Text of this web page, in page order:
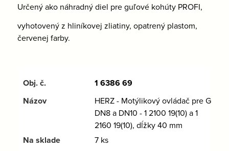
Určený ako náhradný diel pre guľové kohúty PROFI,
vyhotovený z hliníkovej zliatiny, opatrený plastom,
červenej farby.
1 6386 69
HERZ - Motýlikový ovládač pre GK
DN8 a DN10 - 1 2100 19(10) a 1
2160 19(10), dĺžky 40 mm
7 ks